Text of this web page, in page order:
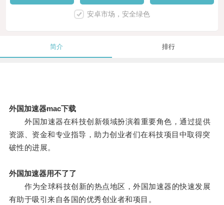
安卓市场，安全绿色
简介 排行
外国加速器mac下载
外国加速器在科技创新领域扮演着重要角色，通过提供
资源、资金和专业指导，助力创业者们在科技项目中取得突
破性的进展。
外国加速器用不了了
作为全球科技创新的热点地区，外国加速器的快速发展
有助于吸引来自各国的优秀创业者和项目。